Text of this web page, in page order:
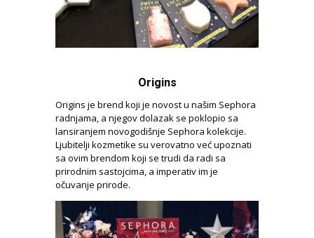
Origins
Origins je brend koji je novost u našim Sephora
radnjama, a njegov dolazak se poklopio sa
lansiranjem novogodišnje Sephora kolekcije.
Ljubitelji kozmetike su verovatno već upoznati
sa ovim brendom koji se trudi da radi sa
prirodnim sastojcima, a imperativ im je
očuvanje prirode.